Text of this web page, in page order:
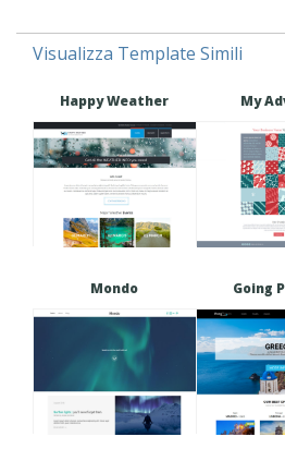
Visualizza Template Simili
Happy Weather My
Mondo Going